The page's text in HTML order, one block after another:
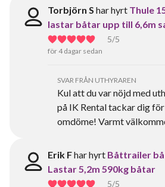
Torbjörn S har hyrt Thule
lastar båtar upp till 6,6m
5/5
för 4 dagar sedan
SVAR FRÅN UTHYRAREN
Kul att du var nöjd med
på IK Rental tackar dig
omdöme! Varmt
Erik Fhar hyrt Båttrailer
Lastar 5,2m 590kg båtar
5/5